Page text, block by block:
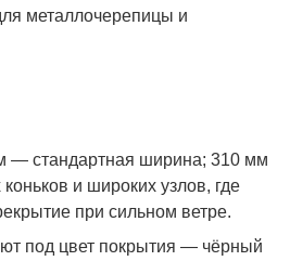
металлочерепицы и
— стандартная ширина; 310 мм
и широких узлов, где
при сильном ветре.
под цвет покрытия — чёрный